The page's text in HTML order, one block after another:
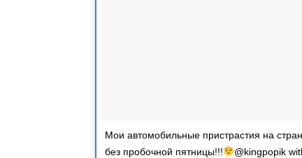
Мои автомобильные пристрастия на
без пробочной пятницы!!!
@kingpopik